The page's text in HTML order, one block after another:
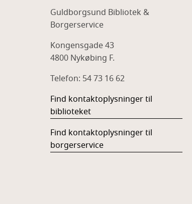
Guldborgsund Bibliotek &
Borgerservice
Kongensgade 43
4800 Nykøbing F.
Telefon: 54 73 16 62
Find kontaktoplysninger til
biblioteket
Find kontaktoplysninger til
borgerservice